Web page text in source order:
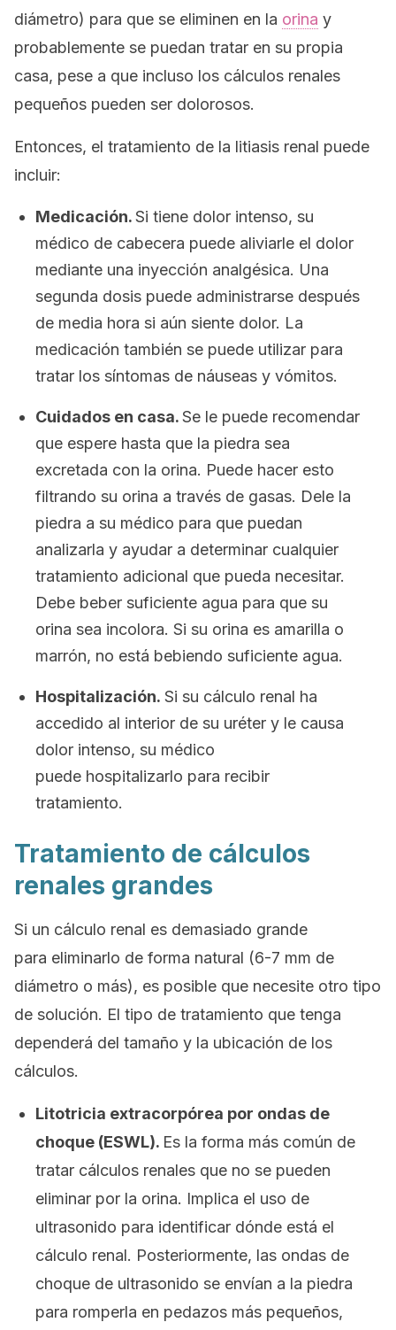
diámetro) para que se eliminen en la orina y
probablemente se puedan tratar en su propia
casa, pese a que incluso los cálculos renales
pequeños pueden ser dolorosos.
Entonces, el tratamiento de la litiasis renal puede
incluir:
Medicación.Si tiene dolor intenso, su
médico de cabecera puede aliviarle el dolor
mediante una inyección analgésica. Una
segunda dosis puede administrarse después
de media hora si aún siente dolor. La
medicación también se puede utilizar para
tratar los síntomas de náuseas y vómitos.
Cuidados en casa.Se le puede recomendar
que espere hasta que la piedra sea
excretada con la orina. Puede hacer esto
filtrando su orina a través de gasas. Dele la
piedra a su médico para que puedan
analizarla y ayudar a determinar cualquier
tratamiento adicional que pueda necesitar.
Debe beber suficiente agua para que su
orina sea incolora. Si su orina es amarilla o
marrón, no está bebiendo suficiente agua.
Hospitalización. Si su cálculo renal ha
accedido al interior de su uréter y le causa
dolor intenso, su médico
puede hospitalizarlo para recibir
tratamiento.
Tratamiento de cálculos
renales grandes
Si un cálculo renal es demasiado grande
para eliminarlo de forma natural (6-7 mm de
diámetro o más), es posible que necesite otro tipo
de solución. El tipo de tratamiento que tenga
dependerá del tamaño y la ubicación de los
cálculos.
Litotricia extracorpórea por ondas de
choque (ESWL). Es la forma más común de
tratar cálculos renales que no se pueden
eliminar por la orina. Implica el uso de
ultrasonido para identificar dónde está el
cálculo renal. Posteriormente, las ondas de
choque de ultrasonido se envían a la piedra
para romperla en pedazos más pequeños,